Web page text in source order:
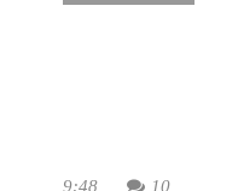
9:48 10